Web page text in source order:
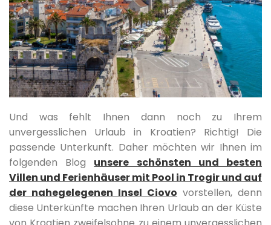
Und was fehlt Ihnen dann noch zu Ihrem
unvergesslichen Urlaub in Kroatien? Richtig! Die
passende Unterkunft. Daher möchten wir Ihnen im
folgenden Blog unsere schönsten und besten
Villen und Ferienhäuser mit Pool in Trogir und auf
der nahegelegenen Insel Ciovo vorstellen, denn
diese Unterkünfte machen Ihren Urlaub an der Küste